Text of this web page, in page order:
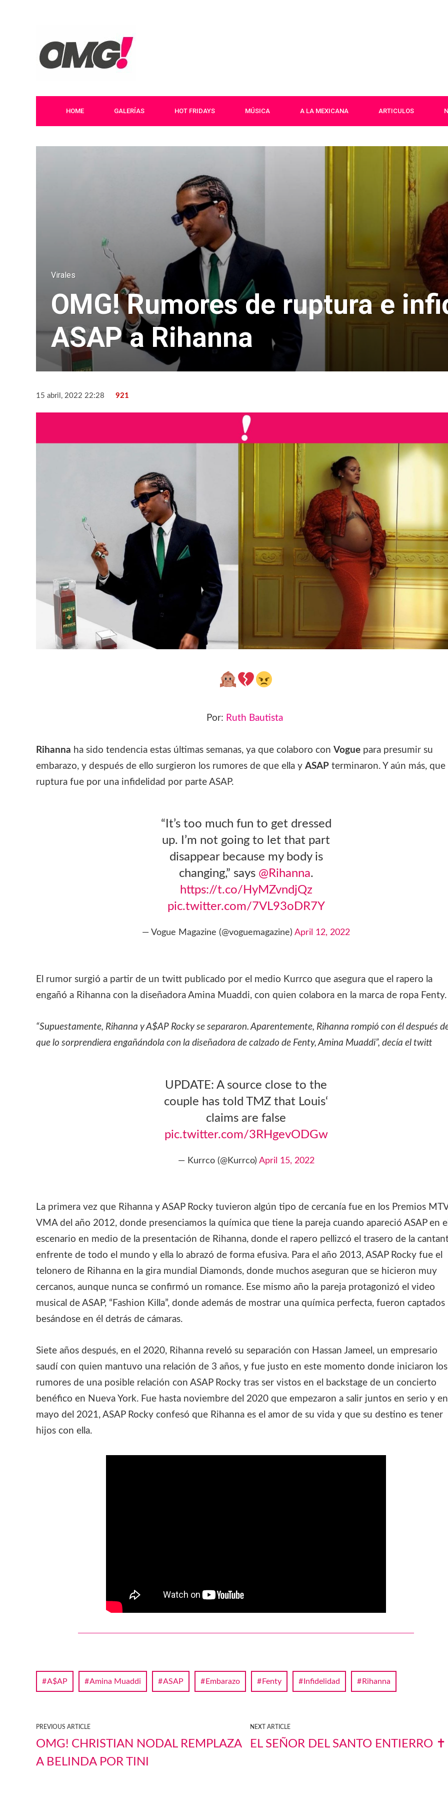
HOME GALERÍAS HOT FRIDAYS MÚSICA A LA MEXICANA ARTICULOS
Virales
OMG! Rumores de ruptura e
ASAP a Rihanna
15 abril, 2022 22:28 921
Por: Ruth Bautista
Rihanna ha sido tendencia estas últimas semanas, ya que colaboro con Vogue para presumir su
embarazo, y después de ello surgieron los rumores de que ella y ASAP terminaron. Y aún más, que
ruptura fue por una infidelidad por parte ASAP.
“It’s too much fun to get dressed
up. I’m not going to let that part
disappear because my body is
changing,” says @Rihanna.
https://t.co/HyMZvndjQz
pic.twitter.com/7VL93oDR7Y
— Vogue Magazine (@voguemagazine) April 12, 2022
El rumor surgió a partir de un twitt publicado por el medio Kurrco que asegura que el rapero la
engañó a Rihanna con la diseñadora Amina Muaddi, con quien colabora en la marca de ropa Fenty.
“Supuestamente, Rihanna y A$AP Rocky se separaron. Aparentemente, Rihanna rompió con él después
que lo sorprendiera engañándola con la diseñadora de calzado de Fenty, Amina Muaddi”, decía el twitt
UPDATE: A source close to the
couple has told TMZ that Louis‘
claims are false
pic.twitter.com/3RHgevODGw
— Kurrco (@Kurrco) April 15, 2022
La primera vez que Rihanna y ASAP Rocky tuvieron algún tipo de cercanía fue en los Premios
VMA del año 2012, donde presenciamos la química que tiene la pareja cuando apareció ASAP en el
escenario en medio de la presentación de Rihanna, donde el rapero pellizcó el trasero de la
enfrente de todo el mundo y ella lo abrazó de forma efusiva. Para el año 2013, ASAP Rocky fue el
telonero de Rihanna en la gira mundial Diamonds, donde muchos aseguran que se hicieron muy
cercanos, aunque nunca se confirmó un romance. Ese mismo año la pareja protagonizó el video
musical de ASAP, “Fashion Killa”, donde además de mostrar una química perfecta, fueron captados
besándose en él detrás de cámaras.
Siete años después, en el 2020, Rihanna reveló su separación con Hassan Jameel, un empresario
saudí con quien mantuvo una relación de 3 años, y fue justo en este momento donde iniciaron los
rumores de una posible relación con ASAP Rocky tras ser vistos en el backstage de un concierto
benéfico en Nueva York. Fue hasta noviembre del 2020 que empezaron a salir juntos en serio y en
mayo del 2021, ASAP Rocky confesó que Rihanna es el amor de su vida y que su destino es tener
hijos con ella.
A$AP Amina Muaddi ASAP Embarazo Fenty Infidelidad Rihanna
PREVIOUS ARTICLE
OMG! CHRISTIAN NODAL REMPLAZA
A BELINDA POR TINI
NEXT ARTICLE
EL SEÑOR DEL SANTO ENTIERRO ✝